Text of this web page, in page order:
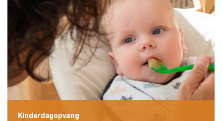
Kinderdagopvang